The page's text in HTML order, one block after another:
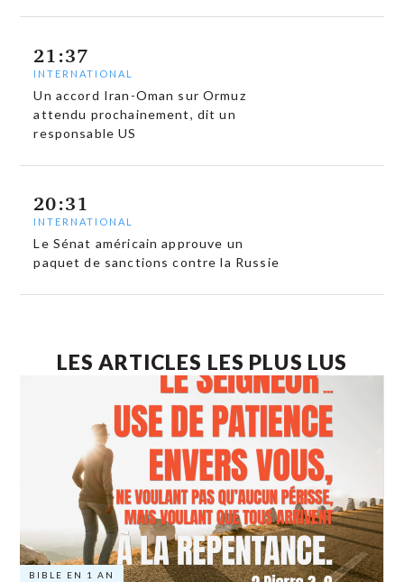
21:37
INTERNATIONAL
Un accord Iran-Oman sur Ormuz
attendu prochainement, dit un
responsable US
20:31
INTERNATIONAL
Le Sénat américain approuve un
paquet de sanctions contre la Russie
LES ARTICLES LES PLUS LUS
BIBLE EN 1 AN